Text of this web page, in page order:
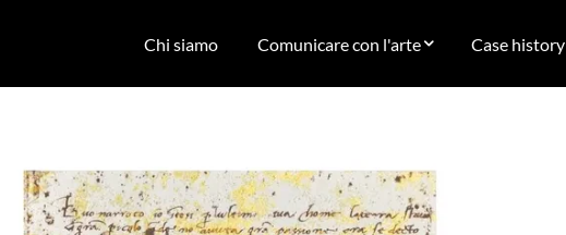
Chi siamo Comunicare con l'arte Case history